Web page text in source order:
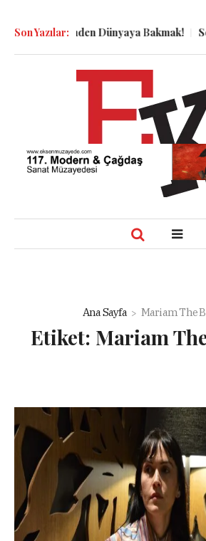
Son Yazılar:
Kuyu Dibinden Dünyaya Bakmak!
Ana Sayfa Mariam The
Etiket: Mariam